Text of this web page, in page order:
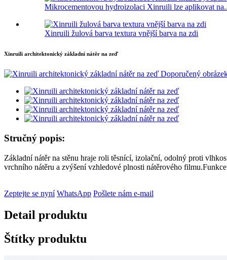
Mikrocementovou hydroizolaci Xinruili lze aplikovat
Xinruili žulová barva textura vnější barva na zdi
Xinruili architektonický základní nátěr na zeď
Stručný popis:
Základní nátěr na stěnu hraje roli těsnící, izolační, odolný proti
vrchního nátěru a zvýšení vzhledové plnosti nátěrového
Zeptejte se nyní WhatsApp Pošlete nám e-mail
Detail produktu
Štítky produktu